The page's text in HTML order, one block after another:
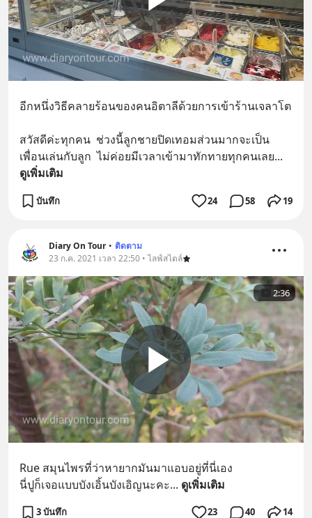
สวัสดีค่ะทุกคน  ช่วงนี้ลูกชายปิดเทอมส่วนมากจะเป็น
เพื่อนเล่นกับลูก  ไม่ค่อยมีเวลาเข้ามาทักทายทุกคนเลย...
ดูเพิ่มเติม
บันทึก 24 58 19
Diary On Tour • ติดตาม
23 ก.ค. 2021 เวลา 22:50 • ไลฟ์สไตล์
2:36
Rue สมุนไพรที่ว่าหายากมันมาแอบอยู่ที่นี่เอง
นี่ปูก็เจอแบบบังเอิ้นบังเอิญนะคะ... ดูเพิ่มเติม
3 บันทึก 23 40 14